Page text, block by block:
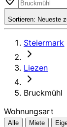
Sortieren: Neueste
Steiermark
Liezen
Bruckmühl
Wohnungsart
Alle Miete